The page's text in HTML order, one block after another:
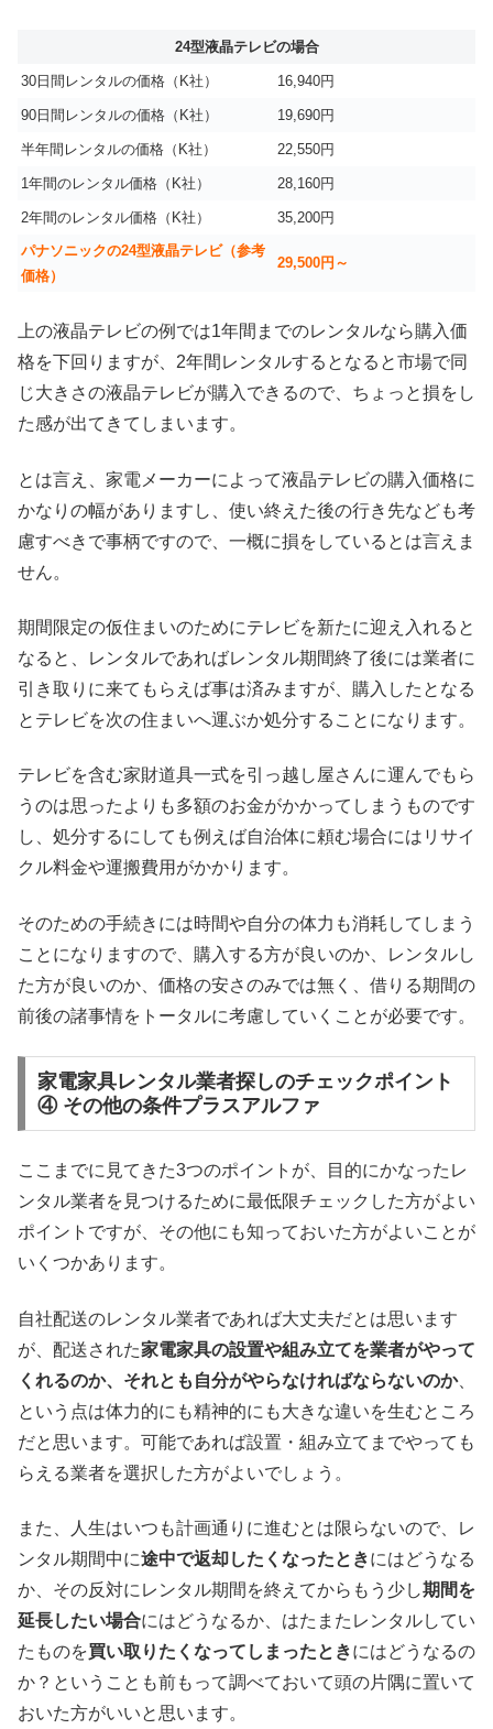
24型液晶テレビの場合
30日間レンタルの価格（K社） 16,940円
90日間レンタルの価格（K社） 19,690円
半年間レンタルの価格（K社） 22,550円
1年間のレンタル価格（K社） 28,160円
2年間のレンタル価格（K社）
35,200円
パナソニックの24型液晶テレビ（参考
価格）
29,500円～
上の液晶テレビの例では1年間までのレンタルなら購入価
格を下回りますが、2年間レンタルするとなると市場で同
じ大きさの液晶テレビが購入できるので、ちょっと損をし
た感が出てきてしまいます。
とは言え、家電メーカーによって液晶テレビの購入価格に
かなりの幅がありますし、使い終えた後の行き先なども考
慮すべきで事柄ですので、一概に損をしているとは言えま
せん。
期間限定の仮住まいのためにテレビを新たに迎え入れると
なると、レンタルであればレンタル期間終了後には業者に
引き取りに来てもらえば事は済みますが、購入したとなる
とテレビを次の住まいへ運ぶか処分することになります。
テレビを含む家財道具一式を引っ越し屋さんに運んでもら
うのは思ったよりも多額のお金がかかってしまうものです
し、処分するにしても例えば自治体に頼む場合にはリサイ
クル料金や運搬費用がかかります。
そのための手続きには時間や自分の体力も消耗してしまう
ことになりますので、購入する方が良いのか、レンタルし
た方が良いのか、価格の安さのみでは無く、借りる期間の
前後の諸事情をトータルに考慮していくことが必要です。
家電家具レンタル業者探しのチェックポイント
④ その他の条件プラスアルファ
ここまでに見てきた3つのポイントが、目的にかなったレ
ンタル業者を見つけるために最低限チェックした方がよい
ポイントですが、その他にも知っておいた方がよいことが
いくつかあります。
自社配送のレンタル業者であれば大丈夫だとは思います
が、配送された家電家具の設置や組み立てを業者がやって
くれるのか、それとも自分がやらなければならないのか、
という点は体力的にも精神的にも大きな違いを生むところ
だと思います。可能であれば設置・組み立てまでやっても
らえる業者を選択した方がよいでしょう。
また、人生はいつも計画通りに進むとは限らないので、レ
ンタル期間中に途中で返却したくなったときにはどうなる
か、その反対にレンタル期間を終えてからもう少し期間を
延長したい場合にはどうなるか、はたまたレンタルしてい
たものを買い取りたくなってしまったときにはどうなるの
か？ということも前もって調べておいて頭の片隅に置いて
おいた方がいいと思います。